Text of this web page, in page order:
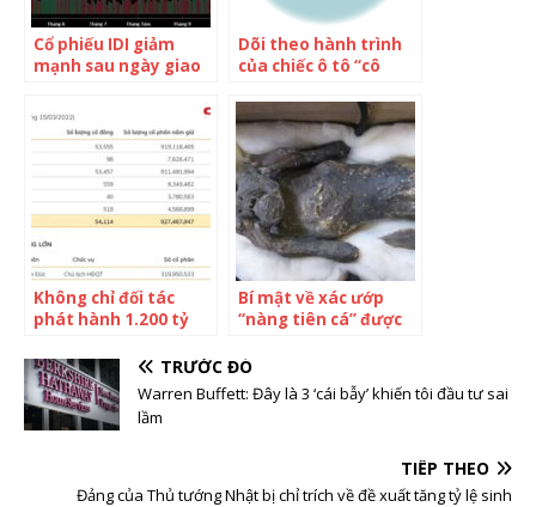
Cổ phiếu IDI giảm
mạnh sau ngày giao
quyền nhận cổ tức
Dõi theo hành trình
của chiếc ô tô “cô
Tròn 5 năm rời trái
đất, chiếc Tesla mà
Elon Musk phóng vào
vũ trụ hiện đang ở
đâu?
Không chỉ đối tác
phát hành 1.200 tỷ
cổ đông đang đồng
hành cùng bầu Đức
trên hành trình mới 1
cây – 1 con
Bí mật về xác ướp
“nàng tiên cá” được
Nhật Bản cuối cùng
cũng được giải mã:
Sự thật vô cùng gây
TRƯỚC ĐÓ
Warren Buffett: Đây là 3 ‘cái bẫy’ khiến tôi đầu tư sai
lầm
TIẾP THEO
Đảng của Thủ tướng Nhật bị chỉ trích về đề xuất tăng tỷ lệ sinh